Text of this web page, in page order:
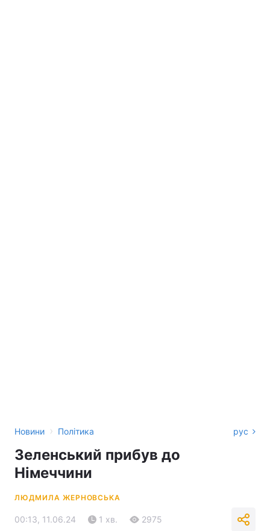
Новини › Політика рус
Зеленський прибув до
Німеччини
ЛЮДМИЛА ЖЕРНОВСЬКА
00:13, 11.06.24 1 хв. 2975